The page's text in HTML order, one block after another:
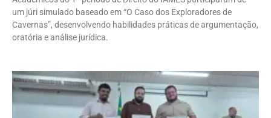
um júri simulado baseado em “O Caso dos Exploradores de
Cavernas”, desenvolvendo habilidades práticas de argumentação,
oratória e análise jurídica.